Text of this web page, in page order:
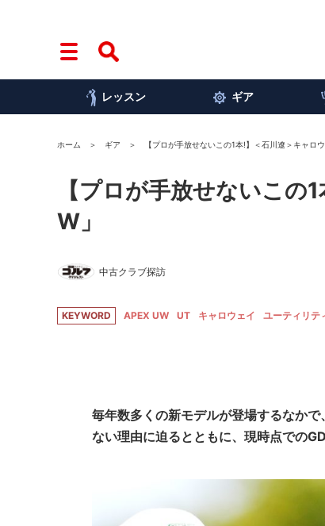
レッスン ギア
ホーム ギア 【プロが手放せないこの1本!】＜石川遼＞キャロウ
【プロが手放せないこの
W」
中古クラブ探訪
KEYWORD APEX UW UT キャロウェイ ユーティリテ
毎年数多くの新モデルが登場するなか
ない理由に迫るとともに、現時点での